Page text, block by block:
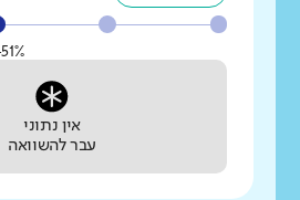
51%-75%
אין נתוני
עבר להשוואה